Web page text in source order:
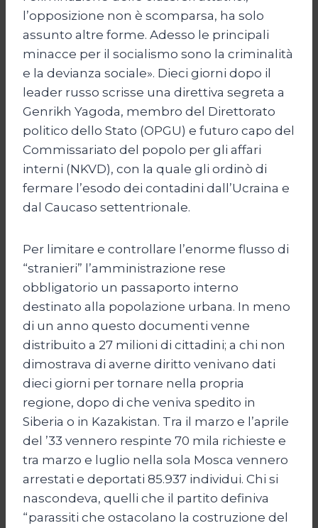
l’opposizione non è scomparsa, ha solo
assunto altre forme. Adesso le principali
minacce per il socialismo sono la criminalità
e la devianza sociale». Dieci giorni dopo il
leader russo scrisse una direttiva segreta a
Genrikh Yagoda, membro del Direttorato
politico dello Stato (OPGU) e futuro capo del
Commissariato del popolo per gli affari
interni (NKVD), con la quale gli ordinò di
fermare l’esodo dei contadini dall’Ucraina e
dal Caucaso settentrionale.
Per limitare e controllare l’enorme flusso di
“stranieri” l’amministrazione rese
obbligatorio un passaporto interno
destinato alla popolazione urbana. In meno
di un anno questo documenti venne
distribuito a 27 milioni di cittadini; a chi non
dimostrava di averne diritto venivano dati
dieci giorni per tornare nella propria
regione, dopo di che veniva spedito in
Siberia o in Kazakistan. Tra il marzo e l’aprile
del ’33 vennero respinte 70 mila richieste e
tra marzo e luglio nella sola Mosca vennero
arrestati e deportati 85.937 individui. Chi si
nascondeva, quelli che il partito definiva
“parassiti che ostacolano la costruzione del